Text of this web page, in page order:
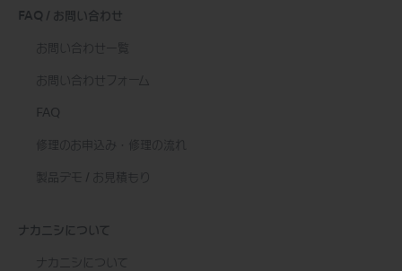
FAQ / お問い合わせ
お問い合わせ一覧
お問い合わせフォーム
FAQ
修理のお申込み・修理の流れ
製品デモ / お見積もり
ナカニシについて
ナカニシについて